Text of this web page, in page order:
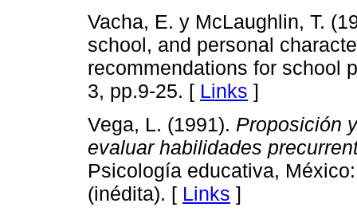
Vacha, E. y McLaughlin, T.
school, and personal
recommendations for school
3, pp.9-25. [ Links ]
Vega, L. (1991). Proposición
evaluar habilidades
Psicología educativa,
(inédita). [ Links ]